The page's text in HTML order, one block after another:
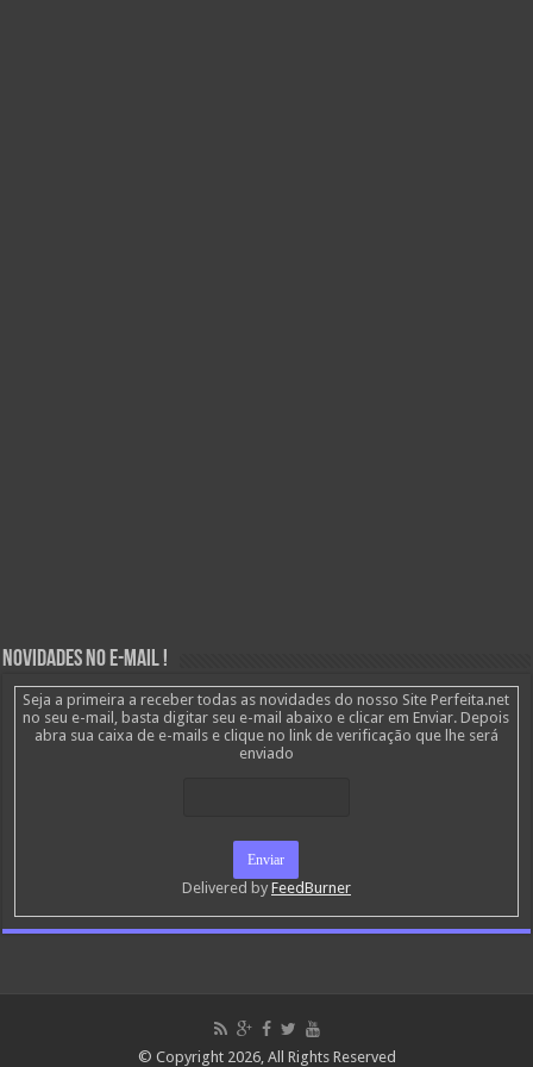
Novidades no E-mail !
Seja a primeira a receber todas as novidades do nosso Site Perfeita.net
no seu e-mail, basta digitar seu e-mail abaixo e clicar em Enviar. Depois
abra sua caixa de e-mails e clique no link de verificação que lhe será
enviado
Delivered by FeedBurner
© Copyright 2026, All Rights Reserved